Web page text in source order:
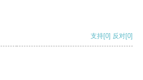
支持[0] 反对[0]